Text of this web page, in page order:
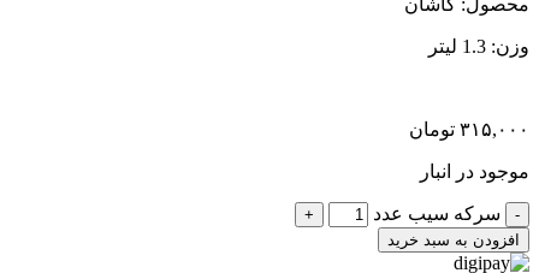
وزن: 1.3 لیتر
۳۱۵,۰۰۰ تومان
موجود در انبار
سرکه سیب عدد
افزودن به سبد خرید